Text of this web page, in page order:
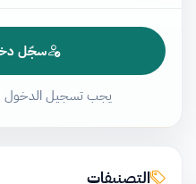
سجّل
يجب تسجيل الدخول
التصنيفات